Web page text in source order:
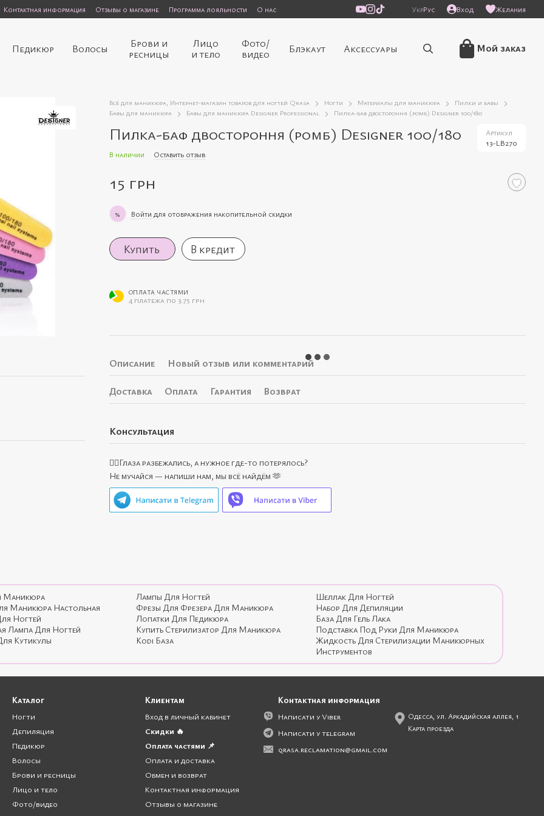
Контактная информация Отзывы о магазине Программа лояльности О нас УкрРус Вход Желания
Педикюр Волосы
Брови и
ресницы
Лицо
и тело
Фото/
видео
Блэкаут Аксессуары Мой заказ
Всё для маникюра, Интернет-магазин товаров для ногтей Qrasa Ногти Материалы для маникюра
Пилки и бафы
Бафы для маникюра
Бафы для маникюра Designer Professional Пилка-баф двостороння (ромб) Designer 100/180
Пилка-баф двостороння (ромб) Designer 100/180 Артикул
13-LB270
В наличии Оставить отзыв
15 грн
% Войти для отображения накопительной скидки
Купить В кредит
ОПЛАТА ЧАСТЯМИ
4 платежа по 3.75 грн
Описание Новый отзыв или комментарий
Доставка Оплата Гарантия Возврат
Консультация
🙋‍♀️Глаза разбежались, а нужное где-то потерялось?
Не мучайся — напиши нам, мы всё найдём 🫶
Маникюра Лампы Для Ногтей
Шеллак Для Ногтей
Маникюра Настольная
Фрезы Для Фрезера Для Маникюра
Набор Для Депиляции
Ногтей
Лопатки Для Педикюра
База Для Гель Лака
Лампа Для Ногтей
Купить Стерилизатор Для Маникюра
Подставка Под Руки Для Маникюра
Кутикулы
Kodi База
Жидкость Для Стерилизации Маникюрных
Инструментов
Каталог
Ногти
Депиляция
Педикюр
Волосы
Брови и ресницы
Лицо и тело
Фото/видео
Клиентам
Вход в личный кабинет
Скидки 🔥
Оплата частями 📌
Оплата и доставка
Обмен и возврат
Контактная информация
Отзывы о магазине
Контактная информация
Написати у Viber
Написати у telegram
qrasa.reclamation@gmail.com
Одесса, ул. Аркадийская аллея, 1
Карта проезда